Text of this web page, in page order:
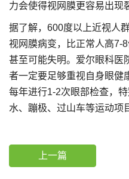
力会使得视网膜更容易出现
据了解，600度以上近视人
视网膜病变，比正常人高7-
甚至可能失明。爱尔眼科医
者一定要足够重视自身眼健
每年进行1-2次眼部检查，
水、蹦极、过山车等运动项
上一篇